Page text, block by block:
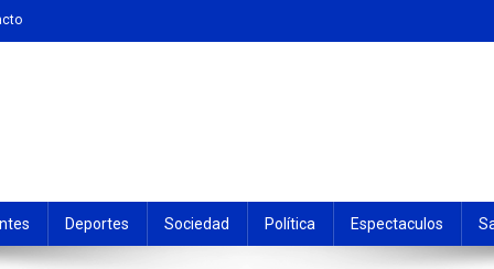
Deportes Sociedad Política Espectaculos